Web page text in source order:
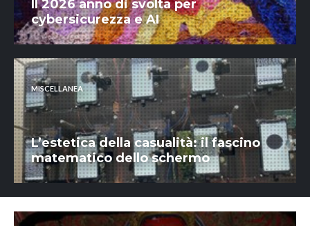
Il 2026 anno di svolta per
cybersicurezza e AI
MISCELLANEA
L’estetica della casualità: il fascino
matematico dello schermo